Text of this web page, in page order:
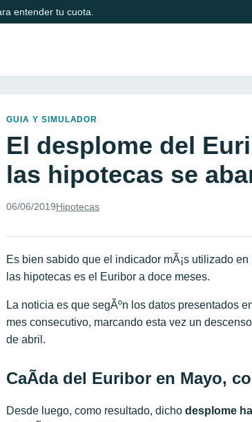
entender tu cuota.
GUIA Y SIMULADOR
El desplome del
las hipotecas se
06/06/2019Hipotecas
Es bien sabido que el indicador mÃ¡s utilizado
las hipotecas es el Euribor a doce meses.
La noticia es que segÃºn los datos presentados
mes consecutivo, marcando esta vez un
de abril.
CaÃ­da del Euribor en Mayo,
Desde luego, como resultado, dicho desplome